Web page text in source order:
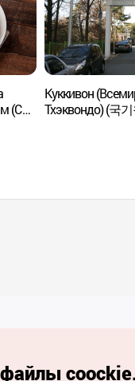
(CPK
Куккивон
Тхэквондо) (국